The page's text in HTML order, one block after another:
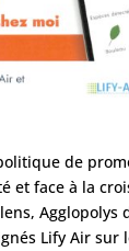
de
et face à la
Agglopolys
Lify Air sur